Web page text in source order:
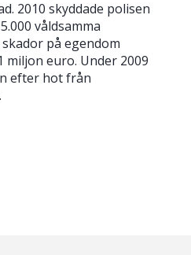
2010 skyddade polisen
våldsamma
på egendom
miljon euro. Under 2009
efter hot från